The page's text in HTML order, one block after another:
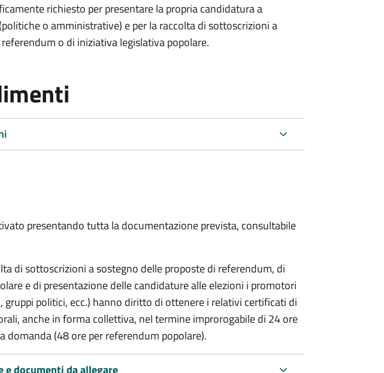
richiesto per presentare la propria candidatura a
o amministrative) e per la raccolta di sottoscrizioni a
o di iniziativa legislativa popolare.
presentando tutta la documentazione prevista, consultabile
di sottoscrizioni a sostegno delle proposte di referendum, di
e di presentazione delle candidature alle elezioni i promotori
gruppi politici, ecc.) hanno diritto di ottenere i relativi certificati di
anche in forma collettiva, nel termine improrogabile di 24 ore
domanda (48 ore per referendum popolare).
e documenti da allegare